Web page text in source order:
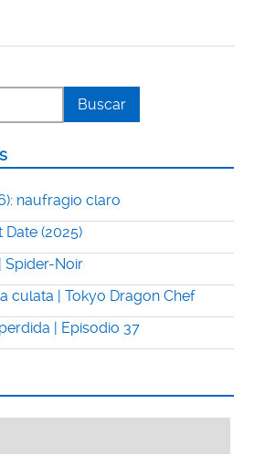
naufragio claro
(2025)
Spider-Noir
culata | Tokyo Dragon Chef
| Episodio 37